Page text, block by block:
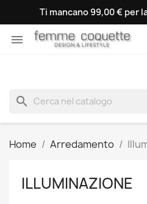
Ti mancano 99,00 € per

search
Home Arredamento
ILLUMINAZIONE